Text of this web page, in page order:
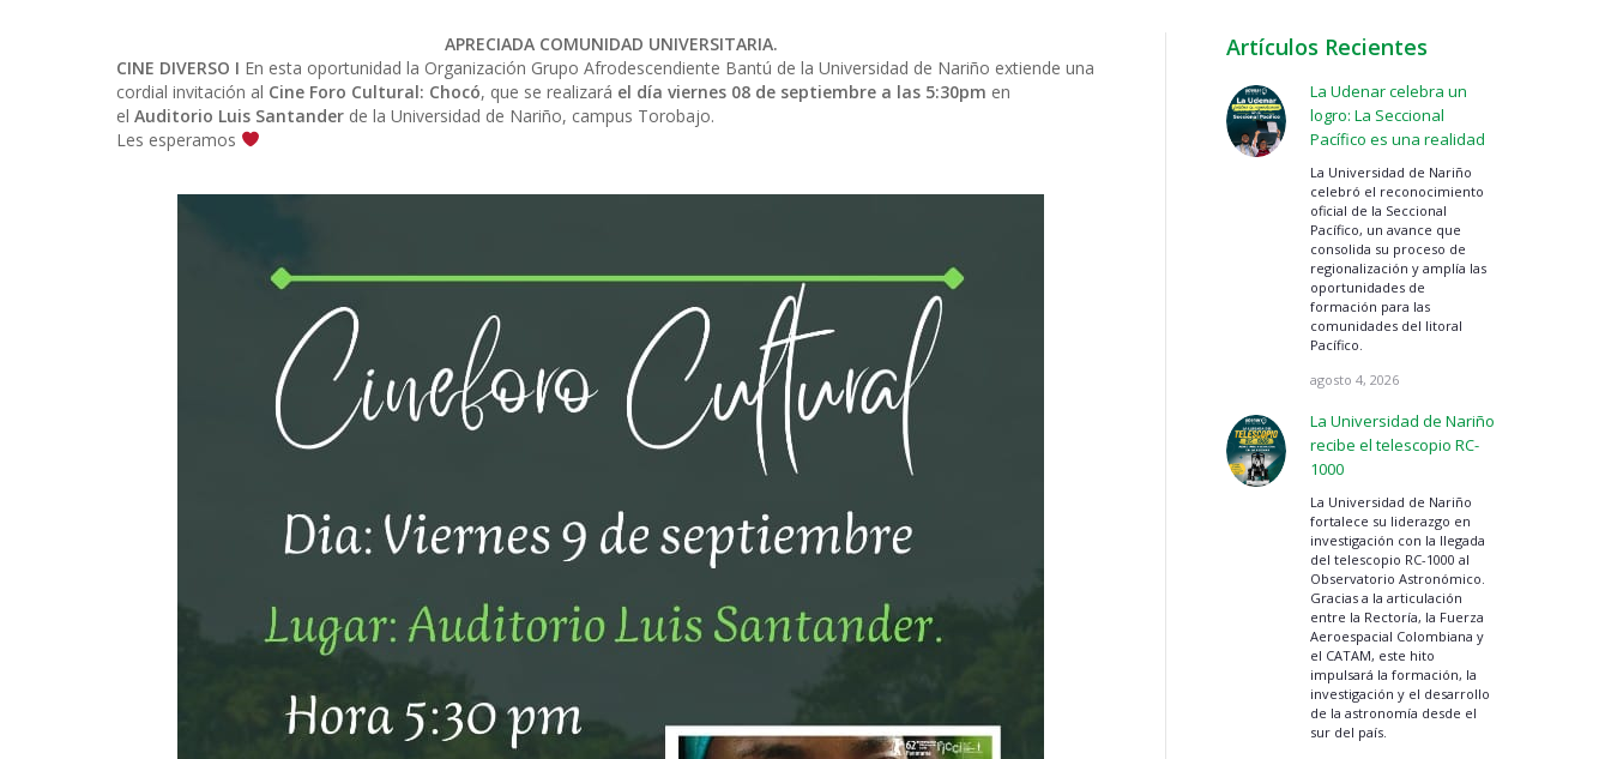
APRECIADA COMUNIDAD UNIVERSITARIA.
CINE DIVERSO I En esta oportunidad la Organización Grupo Afrodescendiente Bantú de la Universidad de Nariño extiende una
cordial invitación al Cine Foro Cultural: Chocó, que se realizará el día viernes 08 de septiembre a las 5:30pm en
el Auditorio Luis Santander de la Universidad de Nariño, campus Torobajo.
Les esperamos
Artículos Recientes
La Udenar celebra un
logro: La Seccional
Pacífico es una realidad
La Universidad de Nariño
celebró el reconocimiento
oficial de la Seccional
Pacífico, un avance que
consolida su proceso de
regionalización y amplía las
oportunidades de
formación para las
comunidades del litoral
Pacífico.
agosto 4, 2026
La Universidad de Nariño
recibe el telescopio RC-
1000
La Universidad de Nariño
fortalece su liderazgo en
investigación con la llegada
del telescopio RC-1000 al
Observatorio Astronómico.
Gracias a la articulación
entre la Rectoría, la Fuerza
Aeroespacial Colombiana y
el CATAM, este hito
impulsará la formación, la
investigación y el desarrollo
de la astronomía desde el
sur del país.